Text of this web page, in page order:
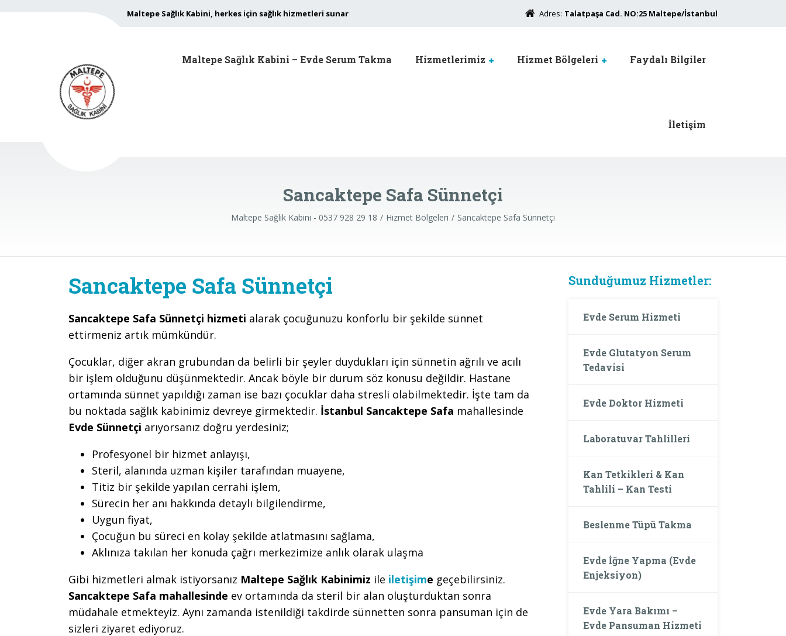
Maltepe Sağlık Kabini, herkes için sağlık hizmetleri sunar Adres: Talatpaşa Cad. NO:25 Maltepe/İstanbul
Maltepe Sağlık Kabini – Evde Serum Takma Hizmetlerimiz Hizmet Bölgeleri Faydalı Bilgiler
İletişim
Sancaktepe Safa Sünnetçi
Maltepe Sağlık Kabini - 0537 928 29 18 Hizmet Bölgeleri Sancaktepe Safa Sünnetçi
Sancaktepe Safa Sünnetçi
Sancaktepe Safa Sünnetçi hizmeti alarak çocuğunuzu konforlu bir şekilde sünnet
ettirmeniz artık mümkündür.
Çocuklar, diğer akran grubundan da belirli bir şeyler duydukları için sünnetin ağrılı ve acılı
bir işlem olduğunu düşünmektedir. Ancak böyle bir durum söz konusu değildir. Hastane
ortamında sünnet yapıldığı zaman ise bazı çocuklar daha stresli olabilmektedir. İşte tam da
bu noktada sağlık kabinimiz devreye girmektedir. İstanbul Sancaktepe Safa mahallesinde
Evde Sünnetçi arıyorsanız doğru yerdesiniz;
Profesyonel bir hizmet anlayışı,
Steril, alanında uzman kişiler tarafından muayene,
Titiz bir şekilde yapılan cerrahi işlem,
Sürecin her anı hakkında detaylı bilgilendirme,
Uygun fiyat,
Çocuğun bu süreci en kolay şekilde atlatmasını sağlama,
Aklınıza takılan her konuda çağrı merkezimize anlık olarak ulaşma
Gibi hizmetleri almak istiyorsanız Maltepe Sağlık Kabinimiz ile iletişime geçebilirsiniz.
Sancaktepe Safa mahallesinde ev ortamında da steril bir alan oluşturduktan sonra
müdahale etmekteyiz. Aynı zamanda istenildiği takdirde sünnetten sonra pansuman için de
sizleri ziyaret ediyoruz.
Sunduğumuz Hizmetler:
Evde Serum Hizmeti
Evde Glutatyon Serum
Tedavisi
Evde Doktor Hizmeti
Laboratuvar Tahlilleri
Kan Tetkikleri & Kan
Tahlili – Kan Testi
Beslenme Tüpü Takma
Evde İğne Yapma (Evde
Enjeksiyon)
Evde Yara Bakımı –
Evde Pansuman Hizmeti